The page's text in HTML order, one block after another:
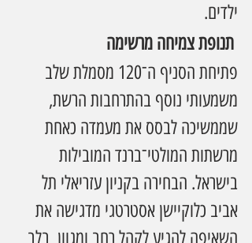
ילדים.
פתיחת הסניף ה־120 מסמלת שלב
משמעותי נוסף בהתרחבות הרשת,
שממשיכה לבסס את מעמדה כאחת
מרשתות המולטי־ברנד המובילות
בישראל. הבחירה בקניון עזריאלי תל
אביב כלוקיישן אסטרטגי מדגישה את
השאיפה להגיע לקהל רחב ומגוון  בלב